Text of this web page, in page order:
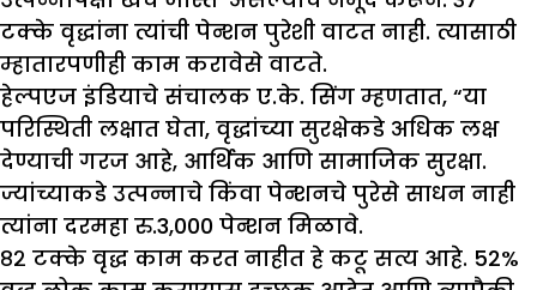
टक्के वृद्धांना त्यांची पेन्शन पुरेशी वाटत नाही. त्यासाठी
म्हातारपणीही काम करावेसे वाटते.
हेल्पएज इंडियाचे संचालक ए.के. सिंग म्हणतात, “या
परिस्थिती लक्षात घेता, वृद्धांच्या सुरक्षेकडे अधिक लक्ष
देण्याची गरज आहे, आर्थिक आणि सामाजिक सुरक्षा.
ज्यांच्याकडे उत्पन्नाचे किंवा पेन्शनचे पुरेसे साधन नाही
त्यांना दरमहा रु.3,000 पेन्शन मिळावे.
८२ टक्के वृद्ध काम करत नाहीत हे कटू सत्य आहे. 52%